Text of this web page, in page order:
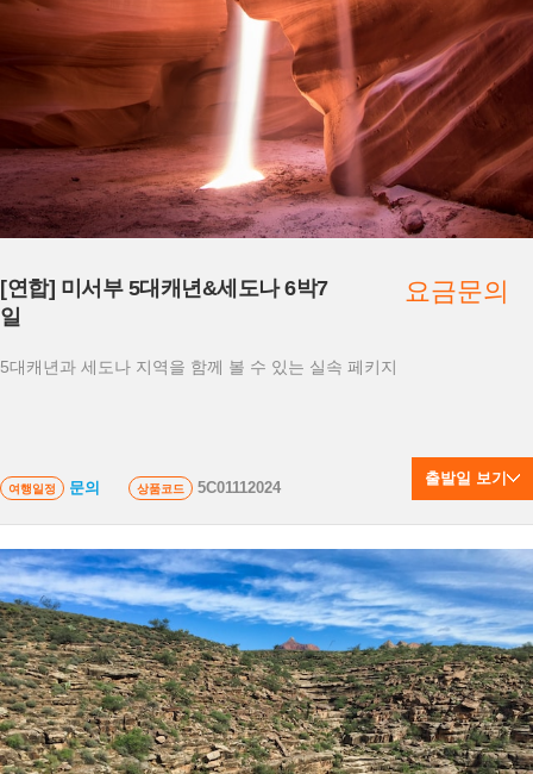
[연합] 미서부 5대캐년&세도나 6박7
일
5대캐년과 세도나 지역을 함께 볼 수 있는 실속 페키지
여행일정 문의 상품코드 5C01112024
요금문의
출발일 보기